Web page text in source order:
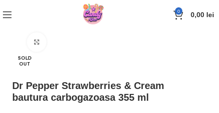
0 0,00 lei
SOLD
OUT
Dr Pepper Strawberries & Cream
bautura carbogazoasa 355 ml